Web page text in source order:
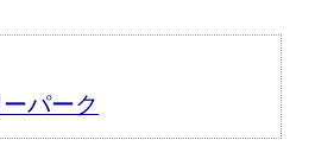
パーク